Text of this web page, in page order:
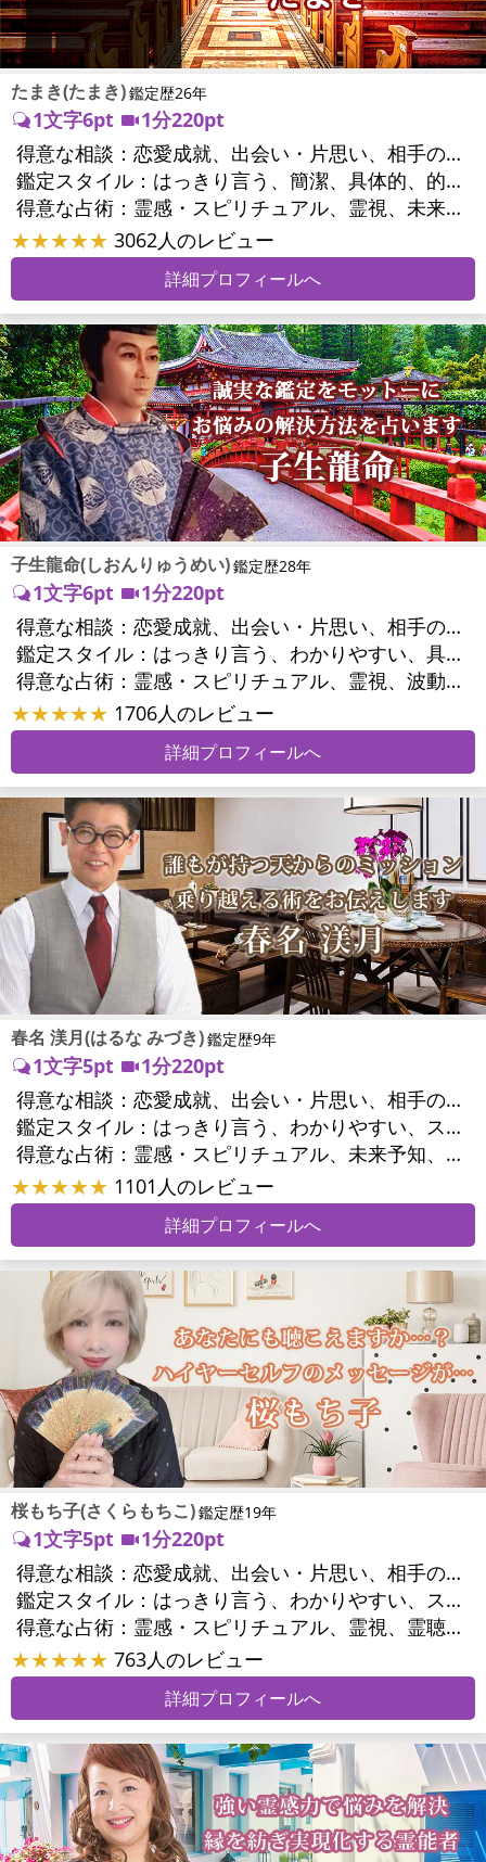
たまき(たまき)鑑定歴26年
1文字6pt
1分220pt
得意な相談：
恋愛成就、出会い・片思い、相手の気持ち、相性、結婚、男心・女心、二人の今後、複雑な恋愛、三角関係、浮気、不倫、復活愛、復縁、離婚、同性愛・LGBT、人間関係、職場の人間関係、対人関係、仕事運、適職、天職、転職、進路、就職、人生全般、使命、経営相談、人事、開業、夢、目標、ビジネスチャンス、ビジネスパートナー、パワーハラスメント、セクシャルハラスメント、家族関係、夫婦関係、家庭問題、夫婦問題、親族問題、育児・子育て、シングルマザー、相続関係、美容、心の問題、トラウマ、ストレス、人生相談、霊的問題、ご先祖様、守護霊様、魂の本質、前世、来世、引越し・転居、方位、開運指導、健康運、金運、金銭トラブル、ご近所問題
鑑定スタイル：
はっきり言う、簡潔、具体的、的確、情報量が多い、友達のように相談できる、聞き上手、とても話しやすい、愛にあふれ温かい、深く濃厚、勇気をくれる、前向き・元気になれる、実力派
得意な占術：
霊感・スピリチュアル、霊視、未来予知、前世・来世、波動修正、タロット、オラクルカード、風水、占星術、カウンセリング
★★★★★ 3062人のレビュー
詳細プロフィールへ
子生龍命(しおんりゅうめい)鑑定歴28年
1文字6pt
1分220pt
得意な相談：
恋愛成就、出会い・片思い、相手の気持ち、相性、縁結び、結婚、男心・女心、二人の今後、複雑な恋愛、三角関係、略奪愛、浮気、不倫、復活愛、復縁、離婚、人間関係、職場の人間関係、対人関係、仕事運、適職、転職、進路、就職、人生全般、経営相談、人事、開業、目標、ビジネスチャンス、ビジネスパートナー、パワーハラスメント、セクシャルハラスメント、家族関係、夫婦関係、家庭問題、夫婦問題、親族問題、育児・子育て、シングルマザー、ドメスティックバイオレンス、心の問題、うつ、トラウマ、ストレス、いじめ、人生相談、霊的問題、健康運、金運、金銭トラブル、ご近所問題、縁切り
鑑定スタイル：
はっきり言う、わかりやすい、具体的、的確、納得感、聞き上手、とても話しやすい、じっくり聞いてくれる、勇気をくれる、前向き・元気になれる
得意な占術：
霊感・スピリチュアル、霊視、波動修正、タロット、オラクルカード、手相、祈祷、祈願、縁結び、除霊、縁切り、ダウジング、ヒーリング、レイキ、カウンセリング、オリジナル占術
★★★★★ 1706人のレビュー
詳細プロフィールへ
春名 渼月(はるな みづき)鑑定歴9年
1文字5pt
1分220pt
得意な相談：
恋愛成就、出会い・片思い、相手の気持ち、相性、結婚、男心・女心、二人の今後、複雑な恋愛、三角関係、略奪愛、浮気、不倫、復活愛、復縁、離婚、同性愛・LGBT、人間関係、職場の人間関係、対人関係、仕事運、適職、天職、転職、進路、就職、人生全般、使命、経営相談、人事、開業、夢、目標、ビジネスチャンス、ビジネスパートナー、パワーハラスメント、家族関係、夫婦関係、家庭問題、夫婦問題、シングルマザー、ストレス、いじめ、人生相談、ペットの気持ち、引越し・転居、方位、開運指導、健康運、金運、金銭トラブル、ご近所問題
鑑定スタイル：
はっきり言う、わかりやすい、スピード鑑定、簡潔、具体的、的確、納得感、友達のように相談できる、聞き上手、とても話しやすい、じっくり聞いてくれる、勇気をくれる、前向き・元気になれる
得意な占術：
霊感・スピリチュアル、未来予知、チャネリング、タロット、九星気学、占星術、カラー診断、易学、陰陽五行、手相、人相(顔相)、祈願、オリジナル占術
★★★★★ 1101人のレビュー
詳細プロフィールへ
桜もち子(さくらもちこ)鑑定歴19年
1文字5pt
1分220pt
得意な相談：
恋愛成就、出会い・片思い、相手の気持ち、相性、縁結び、結婚、二人の今後、複雑な恋愛、三角関係、略奪愛、浮気、不倫、復活愛、復縁、同性愛・LGBT、人間関係、対人関係、仕事運、転職、人生全般、経営相談、ビジネスチャンス、ビジネスパートナー、家族関係、夫婦関係、家庭問題、心の問題、うつ、いじめ、人生相談、霊的問題、ご先祖様、守護霊様、魂の本質、パワーストーン選択、開運指導、金運、縁切り
鑑定スタイル：
はっきり言う、わかりやすい、スピード鑑定、具体的、的確、納得感、聞き上手、とても話しやすい、じっくり聞いてくれる、愛にあふれ温かい、勇気をくれる、前向き・元気になれる、実力派
得意な占術：
霊感・スピリチュアル、霊視、霊聴、未来予知、前世・来世、波動修正、エネルギー調整、ソウルメイト、チャクラ、チャネリング、タロット、オラクルカード、姓名判断、九星気学、四柱推命、カラー診断、夢診断、易学、陰陽五行、祈祷、祈願、縁結び、除霊、縁切り、パワーストーン、水晶、ヒーリング
★★★★★ 763人のレビュー
詳細プロフィールへ